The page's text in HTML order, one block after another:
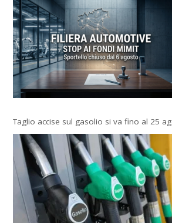
Taglio accise sul gasolio si va fino al 25